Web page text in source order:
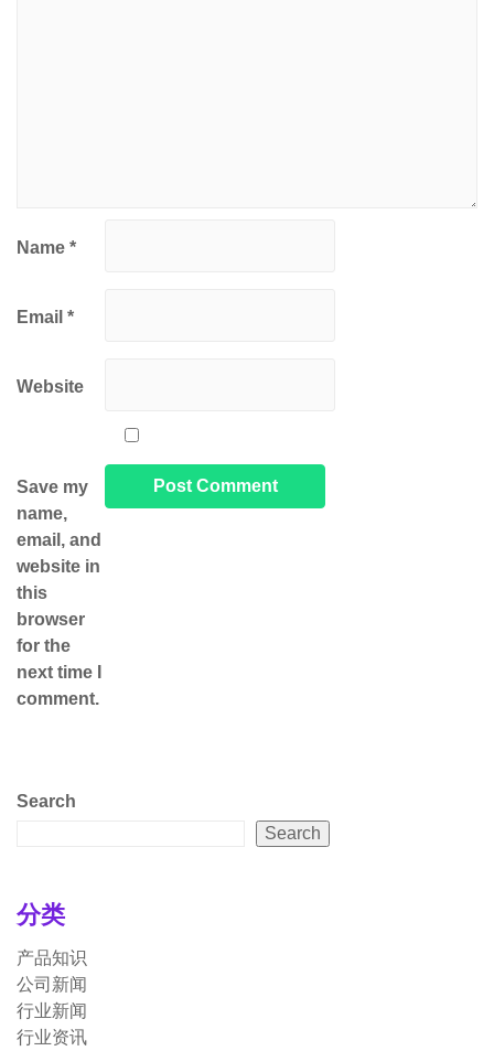
Name *
Email *
Website
Save my
name,
email, and
website in
this
browser
for the
next time I
comment.
Search
Search
分类
产品知识
公司新闻
行业新闻
行业资讯